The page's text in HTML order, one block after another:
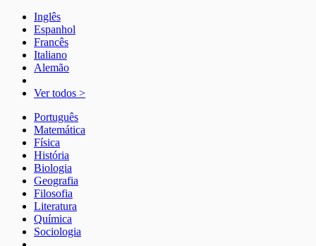
Inglês
Espanhol
Francês
Italiano
Alemão
Ver todos >
Português
Matemática
Física
História
Biologia
Geografia
Filosofia
Literatura
Química
Sociologia